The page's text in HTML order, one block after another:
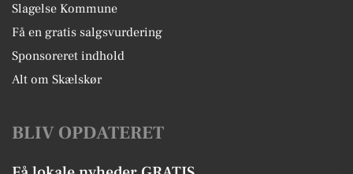
Slagelse Kommune
Få en gratis salgsvurdering
Sponsoreret indhold
Alt om Skælskør
BLIV OPDATERET